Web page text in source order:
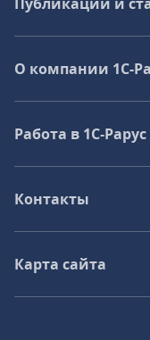
О компании 1C-
Работа в 1С‑Рарус
Контакты
Карта сайта